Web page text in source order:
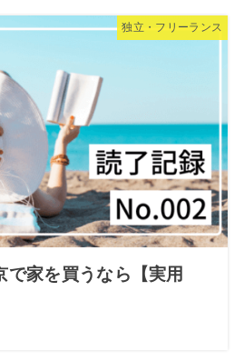
独立・フリーランス
で家を買うなら【実用